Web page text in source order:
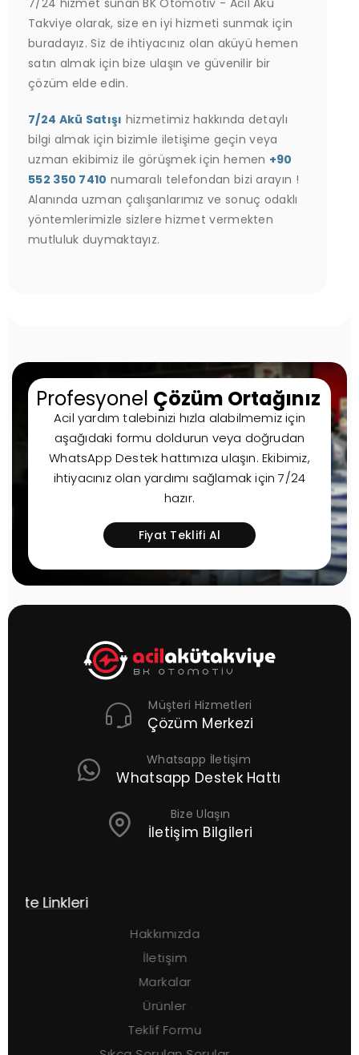
7/24 hizmet sunan BK Otomotiv - Acil Akü
Takviye olarak, size en iyi hizmeti sunmak için
buradayız. Siz de ihtiyacınız olan aküyü hemen
satın almak için bize ulaşın ve güvenilir bir
çözüm elde edin.
7/24 Akü Satışı hizmetimiz hakkında detaylı
bilgi almak için bizimle iletişime geçin veya
uzman ekibimiz ile görüşmek için hemen +90
552 350 7410 numaralı telefondan bizi arayın !
Alanında uzman çalışanlarımız ve sonuç odaklı
yöntemlerimizle sizlere hizmet vermekten
mutluluk duymaktayız.
Profesyonel Çözüm Ortağınız
Acil yardım talebinizi hızla alabilmemiz için
aşağıdaki formu doldurun veya doğrudan
WhatsApp Destek hattımıza ulaşın. Ekibimiz,
ihtiyacınız olan yardımı sağlamak için 7/24
hazır.
Fiyat Teklifi Al
Müşteri Hizmetleri
Çözüm Merkezi
Whatsapp İletişim
Whatsapp Destek Hattı
Bize Ulaşın
İletişim Bilgileri